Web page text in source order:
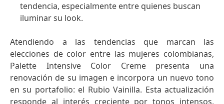
tendencia, especialmente entre quienes buscan
iluminar su look.
Atendiendo a las tendencias que marcan las
elecciones de color entre las mujeres colombianas,
Palette Intensive Color Creme presenta una
renovación de su imagen e incorpora un nuevo tono
en su portafolio: el Rubio Vainilla. Esta actualización
responde al interés creciente por tonos intensos,